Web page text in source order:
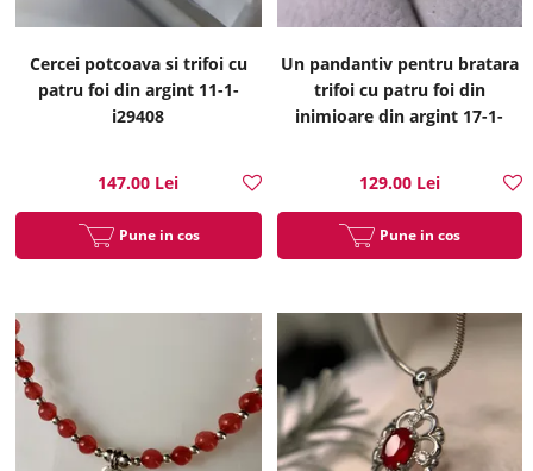
Cercei potcoava si trifoi cu
patru foi din argint 11-1-
i29408
147.00 Lei
Pune in cos
Un pandantiv pentru bratara
trifoi cu patru foi din
inimioare din argint 17-1-
129.00 Lei
Pune in cos